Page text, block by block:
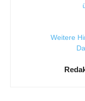
Weitere